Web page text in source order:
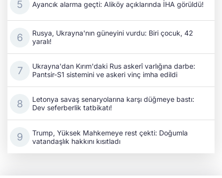
Ayancık alarma geçti: Aliköy açıklarında İHA görüldü!
Rusya, Ukrayna'nın güneyini vurdu: Biri çocuk, 42
yaralı!
Ukrayna'dan Kırım'daki Rus askerî varlığına darbe:
Pantsir-S1 sistemini ve askeri vinç imha edildi
Letonya savaş senaryolarına karşı düğmeye bastı:
Dev seferberlik tatbikatı!
Trump, Yüksek Mahkemeye rest çekti: Doğumla
vatandaşlık hakkını kısıtladı